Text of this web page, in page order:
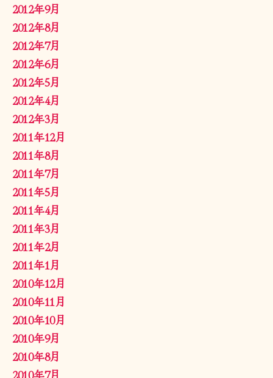
2012年9月
2012年8月
2012年7月
2012年6月
2012年5月
2012年4月
2012年3月
2011年12月
2011年8月
2011年7月
2011年5月
2011年4月
2011年3月
2011年2月
2011年1月
2010年12月
2010年11月
2010年10月
2010年9月
2010年8月
2010年7月